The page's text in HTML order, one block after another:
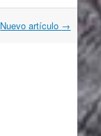
Nuevo artículo →